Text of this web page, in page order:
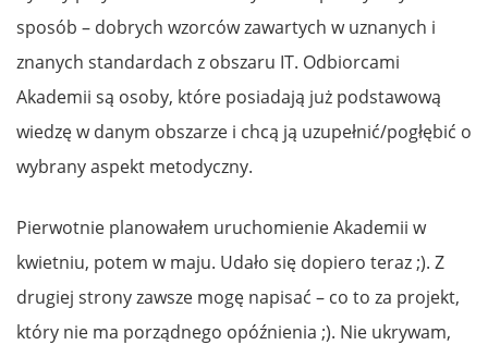
sposób – dobrych wzorców zawartych w uznanych i
znanych standardach z obszaru IT. Odbiorcami
Akademii są osoby, które posiadają już podstawową
wiedzę w danym obszarze i chcą ją uzupełnić/pogłębić o
wybrany aspekt metodyczny.
Pierwotnie planowałem uruchomienie Akademii w
kwietniu, potem w maju. Udało się dopiero teraz ;). Z
drugiej strony zawsze mogę napisać – co to za projekt,
który nie ma porządnego opóźnienia ;). Nie ukrywam,